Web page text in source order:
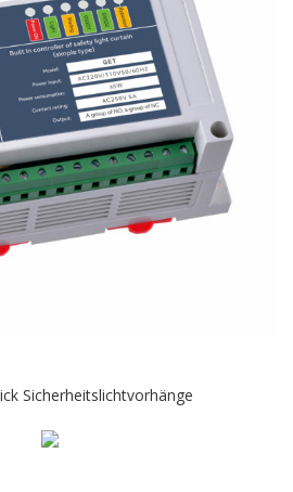
Sicherheitslichtvorhänge